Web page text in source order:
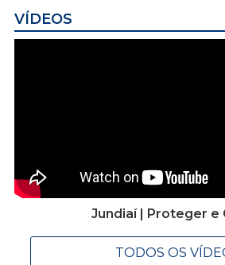
VÍDEOS
Jundiaí | Proteger e
TODOS OS